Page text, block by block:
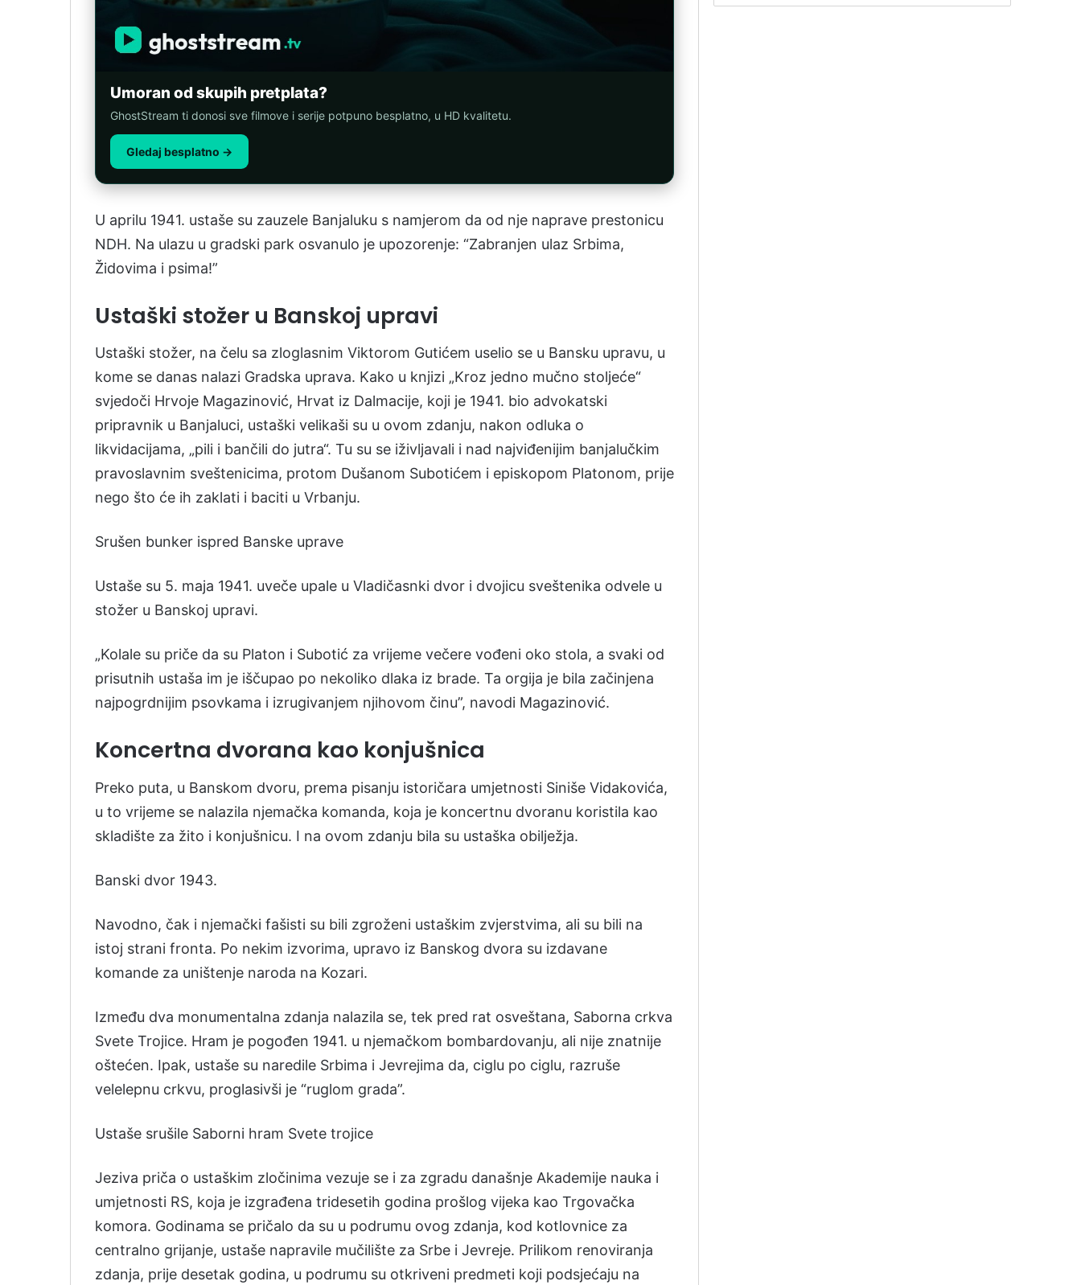
Umoran od skupih pretplata?
GhostStream ti donosi sve filmove i serije potpuno besplatno, u HD kvalitetu.
Gledaj besplatno →
U aprilu 1941. ustaše su zauzele Banjaluku s namjerom da od nje naprave prestonicu
NDH. Na ulazu u gradski park osvanulo je upozorenje: “Zabranjen ulaz Srbima,
Židovima i psima!”
Ustaški stožer u Banskoj upravi
Ustaški stožer, na čelu sa zloglasnim Viktorom Gutićem uselio se u Bansku upravu, u
kome se danas nalazi Gradska uprava. Kako u knjizi „Kroz jedno mučno stoljeće“
svjedoči Hrvoje Magazinović, Hrvat iz Dalmacije, koji je 1941. bio advokatski
pripravnik u Banjaluci, ustaški velikaši su u ovom zdanju, nakon odluka o
likvidacijama, „pili i bančili do jutra“. Tu su se iživljavali i nad najviđenijim banjalučkim
pravoslavnim sveštenicima, protom Dušanom Subotićem i episkopom Platonom, prije
nego što će ih zaklati i baciti u Vrbanju.
Srušen bunker ispred Banske uprave
Ustaše su 5. maja 1941. uveče upale u Vladičasnki dvor i dvojicu sveštenika odvele u
stožer u Banskoj upravi.
„Kolale su priče da su Platon i Subotić za vrijeme večere vođeni oko stola, a svaki od
prisutnih ustaša im je iščupao po nekoliko dlaka iz brade. Ta orgija je bila začinjena
najpogrdnijim psovkama i izrugivanjem njihovom činu”, navodi Magazinović.
Koncertna dvorana kao konjušnica
Preko puta, u Banskom dvoru, prema pisanju istoričara umjetnosti Siniše Vidakovića,
u to vrijeme se nalazila njemačka komanda, koja je koncertnu dvoranu koristila kao
skladište za žito i konjušnicu. I na ovom zdanju bila su ustaška obilježja.
Banski dvor 1943.
Navodno, čak i njemački fašisti su bili zgroženi ustaškim zvjerstvima, ali su bili na
istoj strani fronta. Po nekim izvorima, upravo iz Banskog dvora su izdavane
komande za uništenje naroda na Kozari.
Između dva monumentalna zdanja nalazila se, tek pred rat osveštana, Saborna crkva
Svete Trojice. Hram je pogođen 1941. u njemačkom bombardovanju, ali nije znatnije
oštećen. Ipak, ustaše su naredile Srbima i Jevrejima da, ciglu po ciglu, razruše
velelepnu crkvu, proglasivši je “ruglom grada”.
Ustaše srušile Saborni hram Svete trojice
Jeziva priča o ustaškim zločinima vezuje se i za zgradu današnje Akademije nauka i
umjetnosti RS, koja je izgrađena tridesetih godina prošlog vijeka kao Trgovačka
komora. Godinama se pričalo da su u podrumu ovog zdanja, kod kotlovnice za
centralno grijanje, ustaše napravile mučilište za Srbe i Jevreje. Prilikom renoviranja
zdanja, prije desetak godina, u podrumu su otkriveni predmeti koji podsjećaju na